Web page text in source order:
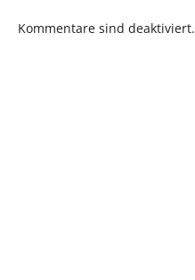
Kommentare sind deaktiviert.